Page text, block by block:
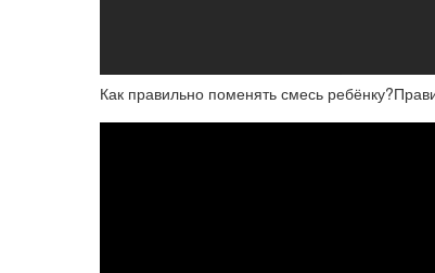
Как правильно поменять смесь